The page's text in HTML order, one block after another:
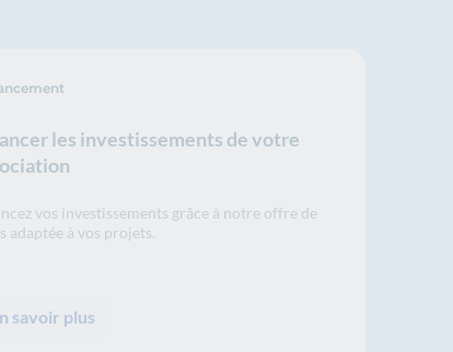
les investissements de votre
vos investissements grâce à notre offre de
adaptée à vos projets.
savoir plus